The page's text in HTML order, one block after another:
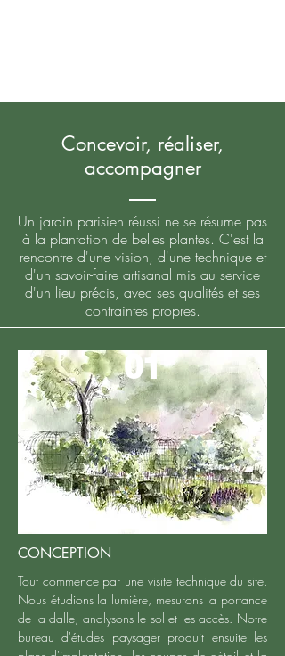
Concevoir, réaliser,
accompagner
Un jardin parisien réussi ne se résume pas
à la plantation de belles plantes. C'est la
rencontre d'une vision, d'une technique et
d'un savoir-faire artisanal mis au service
d'un lieu précis, avec ses qualités et ses
contraintes propres.
01
CONCEPTION
Tout commence par une visite technique du site.
Nous étudions la lumière, mesurons la portance
de la dalle, analysons le sol et les accès. Notre
bureau d'études paysager produit ensuite les